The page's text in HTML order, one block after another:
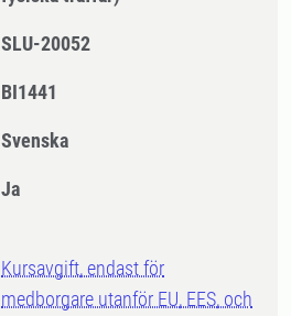
SLU-20052
BI1441
Svenska
Ja
Kursavgift, endast för
medborgare utanför EU, EES, och